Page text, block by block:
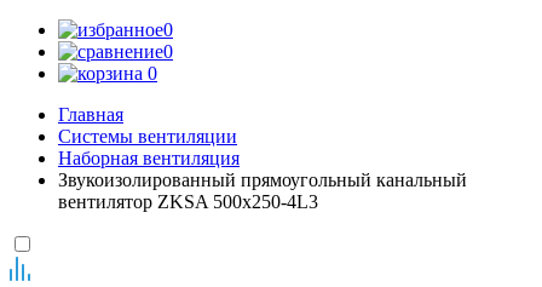
0
0
0
Главная
Системы вентиляции
Наборная вентиляция
Звукоизолированный прямоугольный канальный
вентилятор ZKSA 500х250-4L3